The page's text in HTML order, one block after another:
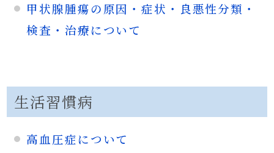
甲状腺腫瘍の原因・症状・良悪性分類・
検査・治療について
生活習慣病
高血圧症について